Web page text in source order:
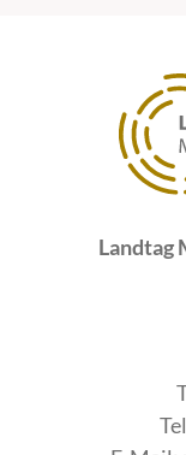
Landtag